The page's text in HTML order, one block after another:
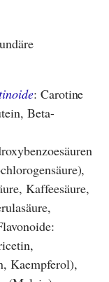
: Carotine
Beta-
Kaffeesäure,
Kaempferol),